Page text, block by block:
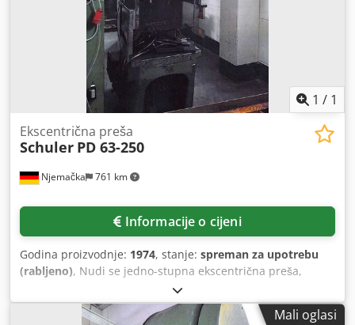
1 / 1
Njemačka 761 km
Ekscentrična preša
Schuler PD 63-250
Informacije o cijeni
Godina proizvodnje: 1974, stanje: spreman za upotrebu
(rabljeno), Nudi se jedno-stupna ekscentrična preša,
proizvođača Schuler. Snaga prešanja: 63 t, duljina izboja:
250 mm, maks. hod: 8 mm - 100 mm, maks. broj hodova:
160 hodova/min, površina stola X/Y: 710 mm/500 mm,Mali oglasi